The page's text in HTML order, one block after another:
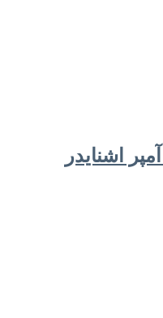
کنتاکتور 220 ولت 32 آمپر اشنایدر